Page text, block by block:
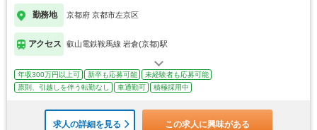
勤務地 京都府 京都市左京区
アクセス 叡山電鉄鞍馬線 岩倉(京都)駅
年収300万円以上可 新卒も応募可能
未経験者も応募可能
原則、引越しを伴う転勤なし
車通勤可 積極採用中
求人の詳細を見る この求人に興味がある